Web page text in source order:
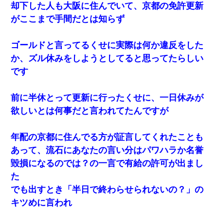
却下した人も大阪に住んでいて、京都の免許更新
がここまで手間だとは知らず
ゴールドと言ってるくせに実際は何か違反をした
か、ズル休みをしようとしてると思ってたらしい
です
前に半休とって更新に行ったくせに、一日休みが
欲しいとは何事だと言われてたんですが
年配の京都に住んでる方が証言してくれたことも
あって、流石にあなたの言い分はパワハラか名誉
毀損になるのでは？の一言で有給の許可が出まし
た
でも出すとき「半日で終わらせられないの？」の
キツめに言われ